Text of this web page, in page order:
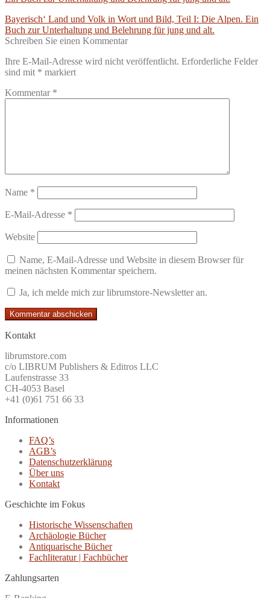
Beitragsnavigation
Vorheriger
Beitrag:
Bayerisch‘ Land und Volk in Wort und Bild, Teil I: Die Alpen. Ein
Buch zur Unterhaltung und Belehrung für jung und alt.
Schreiben Sie einen Kommentar
Ihre E-Mail-Adresse wird nicht veröffentlicht. Erforderliche Felder
sind mit * markiert
Kommentar *
Name *
E-Mail-Adresse *
Website
Name, E-Mail-Adresse und Website in diesem Browser für
meinen nächsten Kommentar speichern.
Ja, ich melde mich zur librumstore-Newsletter an.
Kontakt
librumstore.com
c/o LIBRUM Publishers & Editros LLC
Laufenstrasse 33
CH-4053 Basel
+41 (0)61 751 66 33
Informationen
FAQ’s
AGB’s
Datenschutzerklärung
Über uns
Kontakt
Geschichte im Fokus
Historische Wissenschaften
Archäologie Bücher
Antiquarische Bücher
Fachliteratur | Fachbücher
Zahlungsarten